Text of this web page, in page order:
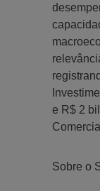
e R$ 2
Sobre o